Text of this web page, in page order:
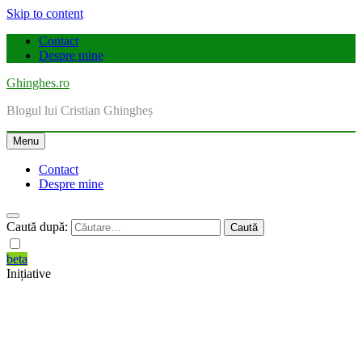
Skip to content
Contact
Despre mine
Ghinghes.ro
Blogul lui Cristian Ghingheș
Menu
Contact
Despre mine
Caută după:
beta
Inițiative